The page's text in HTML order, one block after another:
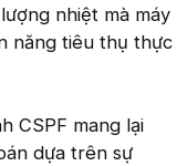
nhiệt mà máy
năng tiêu thụ thực
CSPF mang lại
dựa trên sự